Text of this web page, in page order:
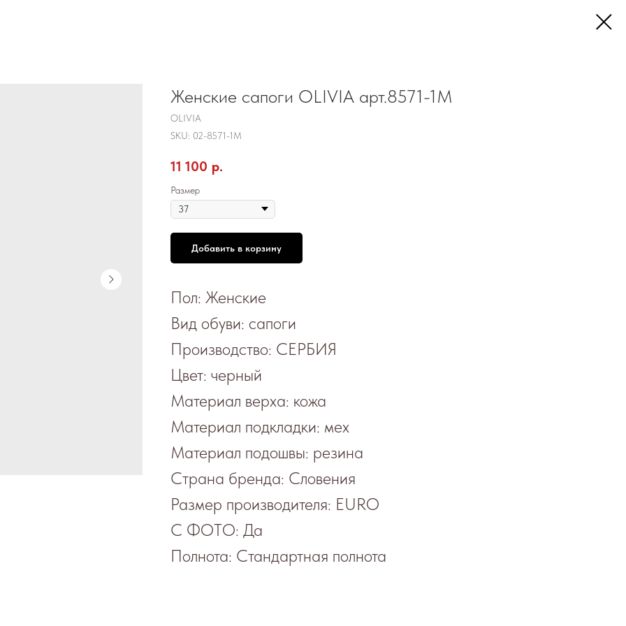
Женские сапоги OLIVIA арт.8571-1М
OLIVIA
SKU: 02-8571-1М
11 100 р.
Размер
Добавить в корзину
Пол: Женские
Вид обуви: сапоги
Производство: СЕРБИЯ
Цвет: черный
Материал верха: кожа
Материал подкладки: мех
Материал подошвы: резина
Страна бренда: Словения
Размер производителя: EURO
С ФОТО: Да
Полнота: Стандартная полнота